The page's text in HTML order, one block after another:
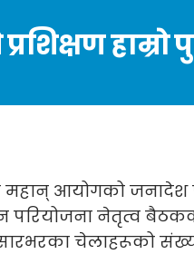
आयोगको जनादेश
नेतृत्व
चेलाहरूको